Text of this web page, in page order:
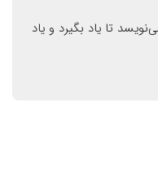
تا یاد بگیرد و یاد